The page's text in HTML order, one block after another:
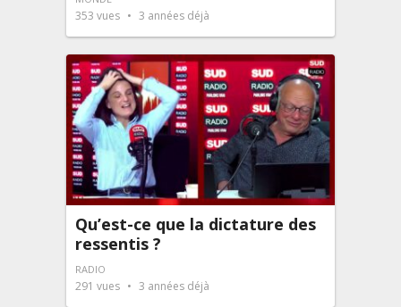
353 vues 3 années déjà
Qu’est-ce que la dictature des
ressentis ?
RADIO
291 vues 3 années déjà